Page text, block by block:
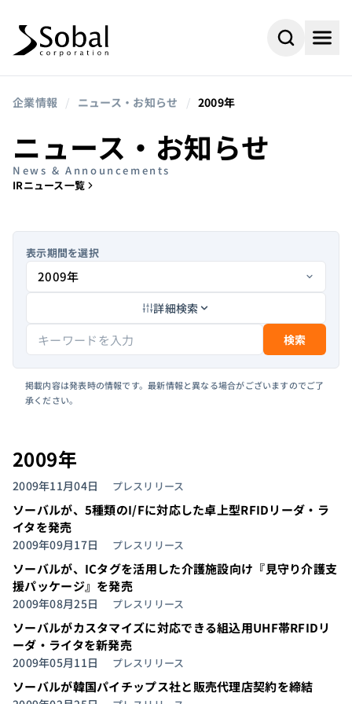
よく検索されるキーワード#AI#採用情報
#ビジネスパートナー#組込み
企業情報 / ニュース・お知らせ / 2009年
ニュース・お知らせ
News & Announcements
IRニュース一覧
表示期間を選択
詳細検索
検索
掲載内容は発表時の情報です。最新情報と異なる場合がございますのでご了
承ください。
2009年
2009年11月04日 プレスリリース
ソーバルが、5種類のI/Fに対応した卓上型RFIDリーダ・ラ
イタを発売
2009年09月17日 プレスリリース
ソーバルが、ICタグを活用した介護施設向け『見守り介護支
援パッケージ』を発売
2009年08月25日 プレスリリース
ソーバルがカスタマイズに対応できる組込用UHF帯RFIDリ
ーダ・ライタを新発売
2009年05月11日 プレスリリース
ソーバルが韓国パイチップス社と販売代理店契約を締結